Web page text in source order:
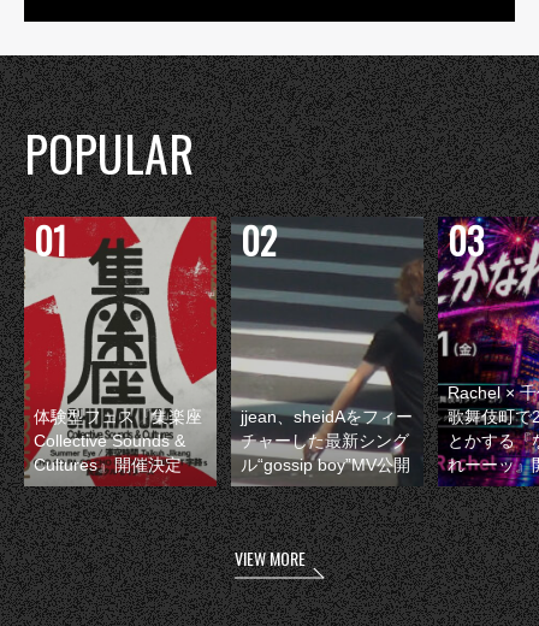
POPULAR
体験型フェス『集楽座
Collective Sounds &
Cultures』開催決定
jjean、sheidAをフィー
チャーした最新シング
ル“gossip boy”MV公開
Rachel ×
歌舞伎町で
とかする『
れーーッ』
VIEW MORE